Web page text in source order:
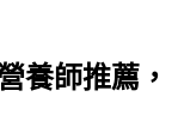
養師推薦，